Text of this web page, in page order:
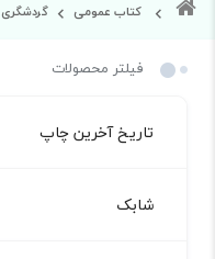
کتاب عمومی گردشگری
فیلتر محصولات
تاریخ آخرین چاپ
شابک